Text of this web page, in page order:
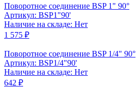
Поворотное соединение BSP 1" 90°
Артикул: BSP1"90'
Наличие на складе: Нет
1 575 ₽
Поворотное соединение BSP 1/4" 90°
Артикул: BSP1/4"90'
Наличие на складе: Нет
642 ₽